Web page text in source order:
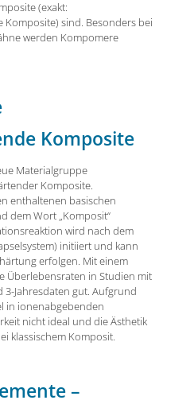
(exakt:
sind. Besonders bei
werden Kompomere
Komposite
Materialgruppe
Komposite.
enthaltenen basischen
dem Wort „Komposit“
wird nach dem
initiiert und kann
erfolgen. Mit einem
Überlebensraten in Studien mit
Jahresdaten gut. Aufgrund
in ionenabgebenden
nicht ideal und die Ästhetik
klassischem Komposit.
–